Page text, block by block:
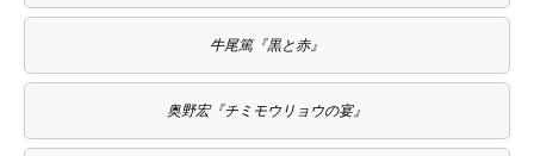
牛尾篤『黒と赤』
奥野宏『チミモウリョウの宴』